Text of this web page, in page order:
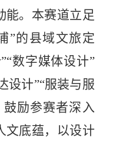
能。本赛道立足
”的县域文旅定
数字媒体设计”
设计”“服装与服
励参赛者深入
文底蕴，以设计